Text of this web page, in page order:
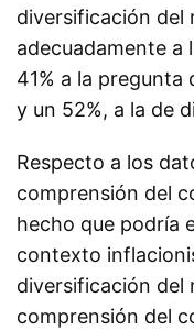
diversificación del
adecuadamente a
41% a la
y un 52%, a la de
Respecto a los
comprensión del
hecho que podría
contexto
diversificación del
comprensión del